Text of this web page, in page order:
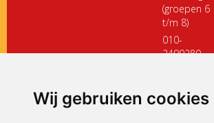
Wij gebruiken cookies
(groepen 6
t/m 8)
010-
2499280
ONDERDEEL VAN